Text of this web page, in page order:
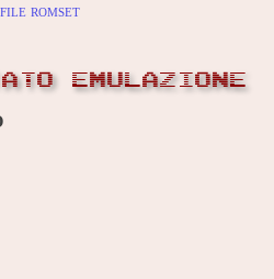
romset
EMULAZIONE